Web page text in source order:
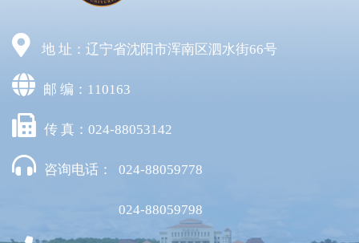
地 址：辽宁省沈阳市浑南区泗水街66号
邮 编：110163
传 真：024-88053142
咨询电话： 024-88059778
024-88059798